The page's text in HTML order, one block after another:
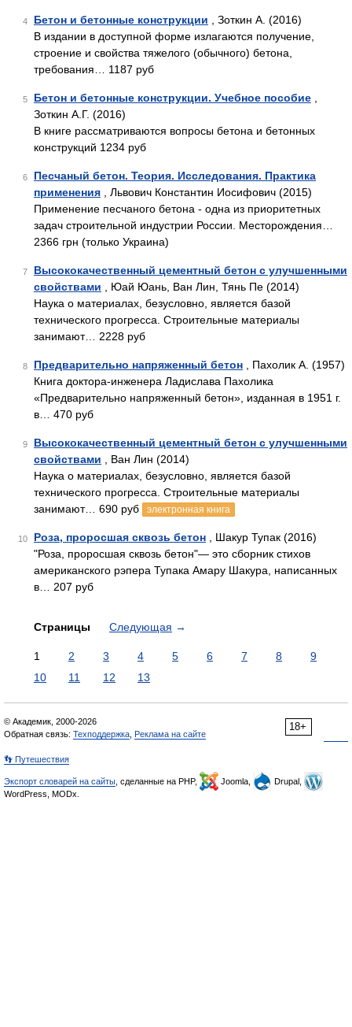
4 Бетон и бетонные конструкции , Зоткин А. (2016)
В издании в доступной форме излагаются получение,
строение и свойства тяжелого (обычного) бетона,
требования… 1187 руб
5 Бетон и бетонные конструкции. Учебное пособие
Зоткин А.Г. (2016)
В книге рассматриваются вопросы бетона и бетонных
конструкций 1234 руб
6
Песчаный бетон. Теория. Исследования. Практика
применения , Львович Константин Иосифович (2015)
Применение песчаного бетона - одна из приоритетных
задач строительной индустрии России. Месторождения…
2366 грн (только Украина)
7
Высококачественный цементный бетон с улучшенными
свойствами , Юай Юань, Ван Лин, Тянь Пе (2014)
Наука о материалах, безусловно, является базой
технического прогресса. Строительные материалы
занимают… 2228 руб
8 Предварительно напряженный бетон , Пахолик А. (1957)
Книга доктора-инженера Ладислава Пахолика
«Предваритель­но напряженный бетон», изданная в 1951 г.
в… 470 руб
9
Высококачественный цементный бетон с улучшенными
свойствами , Ван Лин (2014)
Наука о материалах, безусловно, является базой
технического прогресса. Строительные материалы
занимают… 690 руб
электронная книга
10 Роза, проросшая сквозь бетон , Шакур Тупак (2016)
"Роза, проросшая сквозь бетон"— это сборник стихов
американского рэпера Тупака Амару Шакура, написанных
в… 207 руб
Страницы Следующая →
1 2 3 4 5 6 7 8
9
10
11 12 13
18+
© Академик, 2000-2026
Обратная связь: Техподдержка Реклама на сайте
👣 Путешествия
Экспорт словарей на сайты , сделанные на PHP, Joomla,
Drupal,
WordPress, MODx.